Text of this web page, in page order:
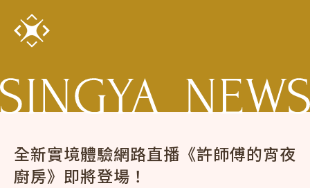
全新實境體驗網路直播《許師傅的宵夜
廚房》即將登場！